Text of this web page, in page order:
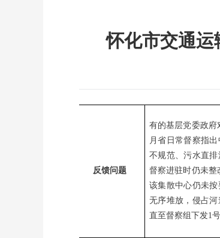
怀化市交通
反馈问题
有的基层党委政府
月省日常督察指
不规范、污水直
督察进驻时仍未整
该集散中心仍未
无序堆放，侵占
直至督察组下发1